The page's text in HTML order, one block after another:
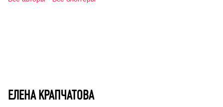
ЕЛЕНА КРАПЧАТОВА